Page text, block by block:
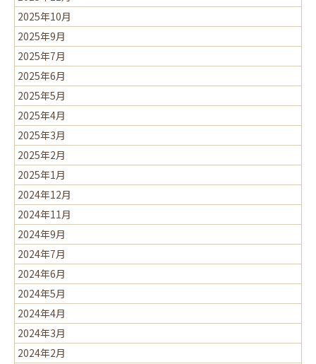
2025年10月
2025年9月
2025年7月
2025年6月
2025年5月
2025年4月
2025年3月
2025年2月
2025年1月
2024年12月
2024年11月
2024年9月
2024年7月
2024年6月
2024年5月
2024年4月
2024年3月
2024年2月